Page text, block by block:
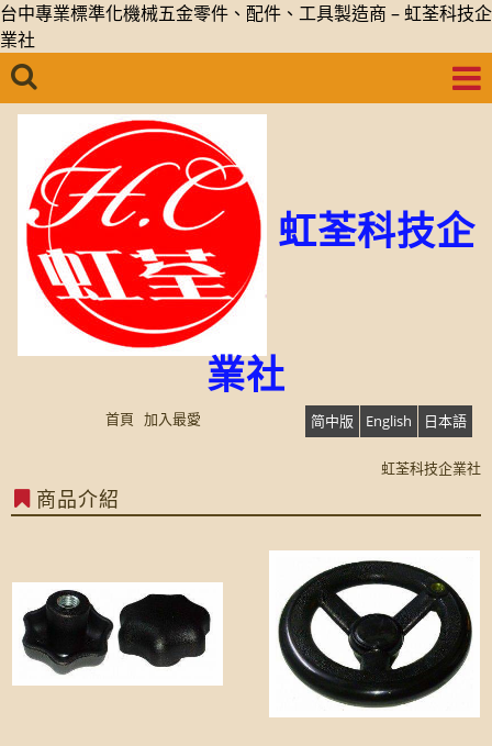
台中專業標準化機械五金零件、配件、工具製造商 – 虹荃科技企
業社
虹荃科技企
業社
首頁 加入最愛 简中版 English 日本語
虹荃科技企業社
商品介紹